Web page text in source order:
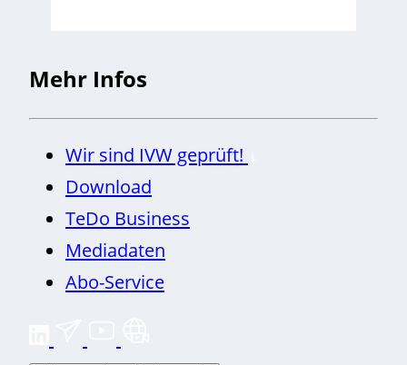
Mehr Infos
Wir sind IVW geprüft!
Download
TeDo Business
Mediadaten
Abo-Service